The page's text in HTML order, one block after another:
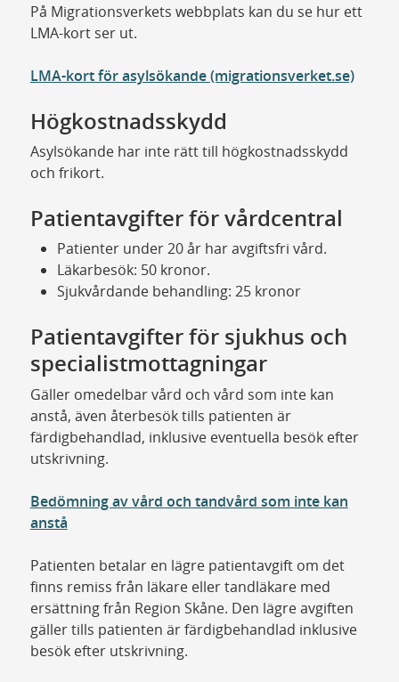
På Migrationsverkets webbplats kan du se hur ett
LMA-kort ser ut.
LMA-kort för asylsökande (migrationsverket.se)
Högkostnadsskydd
Asylsökande har inte rätt till högkostnadsskydd
och frikort.
Patientavgifter för vårdcentral
Patienter under 20 år har avgiftsfri vård.
Läkarbesök: 50 kronor.
Sjukvårdande behandling: 25 kronor
Patientavgifter för sjukhus och
specialistmottagningar
Gäller omedelbar vård och vård som inte kan
anstå, även återbesök tills patienten är
färdigbehandlad, inklusive eventuella besök efter
utskrivning.
Bedömning av vård och tandvård som inte kan
anstå
Patienten betalar en lägre patientavgift om det
finns remiss från läkare eller tandläkare med
ersättning från Region Skåne. Den lägre avgiften
gäller tills patienten är färdigbehandlad inklusive
besök efter utskrivning.